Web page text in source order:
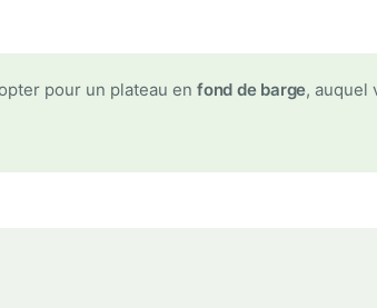
pour un plateau en fond de barge, auquel